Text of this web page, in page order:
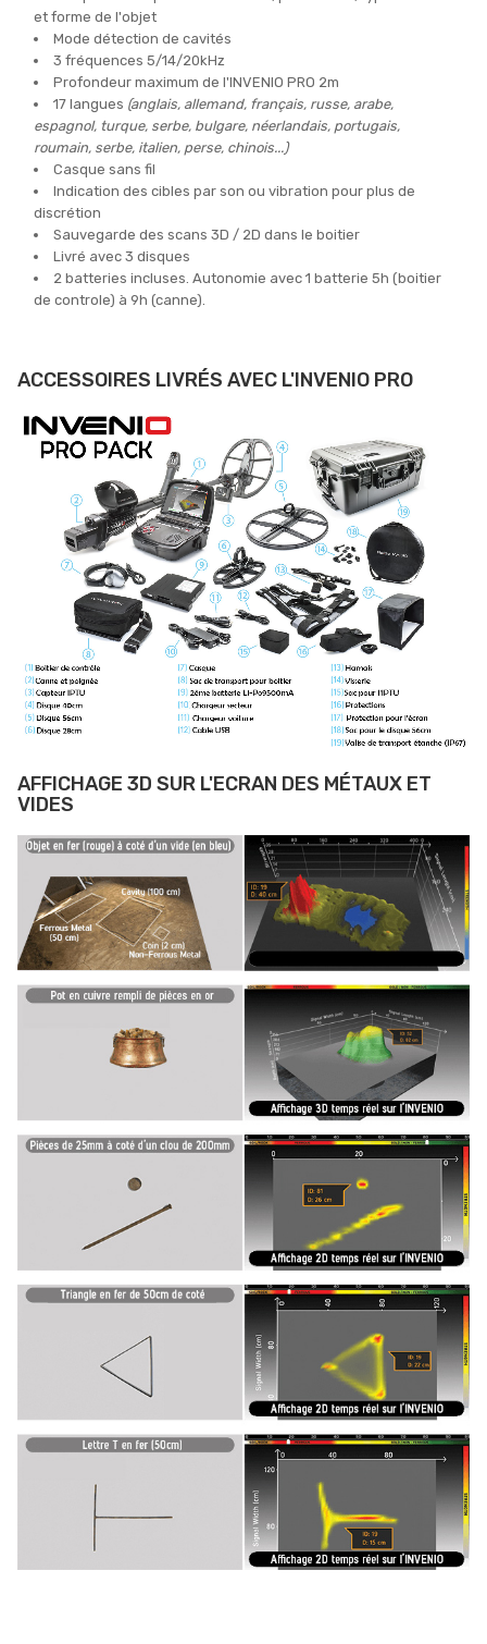
et forme de l'objet
Mode détection de cavités
3 fréquences 5/14/20kHz
Profondeur maximum de l'INVENIO PRO 2m
17 langues (anglais, allemand, français, russe, arabe,
espagnol, turque, serbe, bulgare, néerlandais, portugais,
roumain, serbe, italien, perse, chinois...)
Casque sans fil
Indication des cibles par son ou vibration pour plus de
discrétion
Sauvegarde des scans 3D / 2D dans le boitier
Livré avec 3 disques
2 batteries incluses. Autonomie avec 1 batterie 5h (boitier
de controle) à 9h (canne).
ACCESSOIRES LIVRÉS AVEC L'INVENIO PRO
AFFICHAGE 3D SUR L'ECRAN DES MÉTAUX ET
VIDES